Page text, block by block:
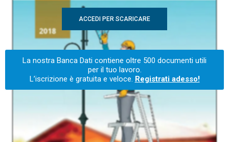
ACCEDI PER SCARICARE
La nostra Banca Dati contiene oltre 500 documenti utili
per il tuo lavoro.
L’iscrizione è gratuita e veloce. Registrati adesso!